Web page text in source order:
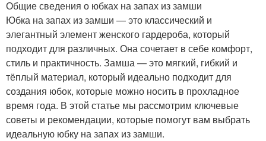
Общие сведения о юбках на запах из замши
Юбка на запах из замши — это классический и
элегантный элемент женского гардероба, который
подходит для различных. Она сочетает в себе комфорт,
стиль и практичность. Замша — это мягкий, гибкий и
тёплый материал, который идеально подходит для
создания юбок, которые можно носить в прохладное
время года. В этой статье мы рассмотрим ключевые
советы и рекомендации, которые помогут вам выбрать
идеальную юбку на запах из замши.